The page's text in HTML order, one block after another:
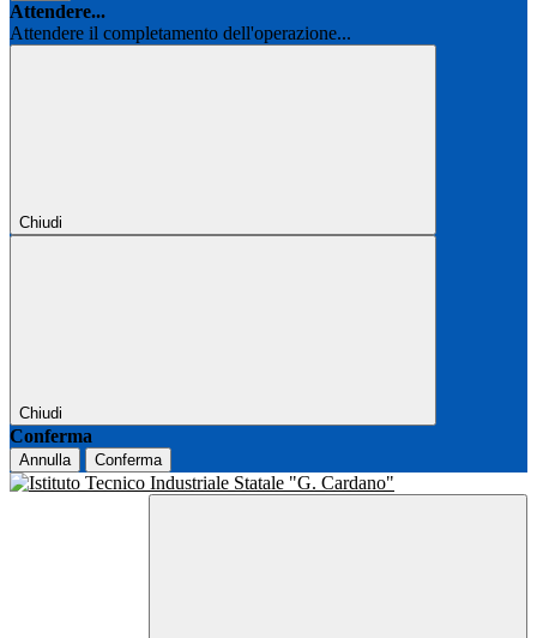
Attendere...
Attendere il completamento dell'operazione...
Chiudi
Chiudi
Conferma
Annulla Conferma